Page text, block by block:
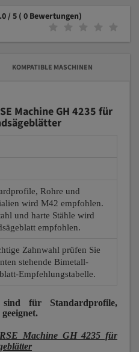
/ 5 ( 0 Bewertungen)
KOMPATIBLE MASCHINEN
Machine GH 4235 für
Rohre und
wird M42 empfohlen.
und harte Stähle wird
empfohlen.
Zahnwahl prüfen Sie
stehende Bimetall-
Empfehlungstabelle.
sind für Standardprofile,
geeignet.
Machine GH 4235 für